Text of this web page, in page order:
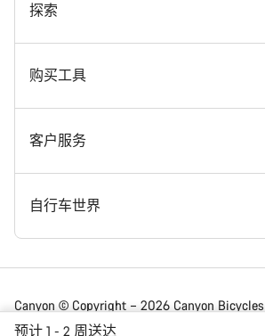
预计 1 - 2 周送达
奖项
在 Canyon 工作
Canyon 新闻发布室
条款和条件
法律披露
探索
新闻和故事
提示和建议
Canyon Home Koblenz
会员礼遇
购买工具
找到您梦寐以求的 Canyon 自行车
现货自行车
找到您的 Canyon 尺寸
客户服务
支持中心
服务网点
自行车世界
公路车
Canyon © Copyright – 2026 Canyon Bicycles
GmbH – 保留所有权利